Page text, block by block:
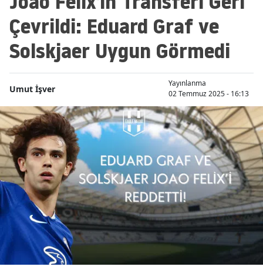
Çevrildi: Eduard Graf ve
Solskjaer Uygun Görmedi
Umut İşver
Yayınlanma
02 Temmuz 2025 - 16:13